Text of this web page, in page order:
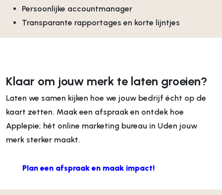
Persoonlijke accountmanager
Transparante rapportages en korte lijntjes
Klaar om jouw merk te laten groeien?
Laten we samen kijken hoe we jouw bedrijf écht op de
kaart zetten. Maak een afspraak en ontdek hoe
Applepie; hét online marketing bureau in Uden jouw
merk sterker maakt.
Plan een afspraak en maak impact!